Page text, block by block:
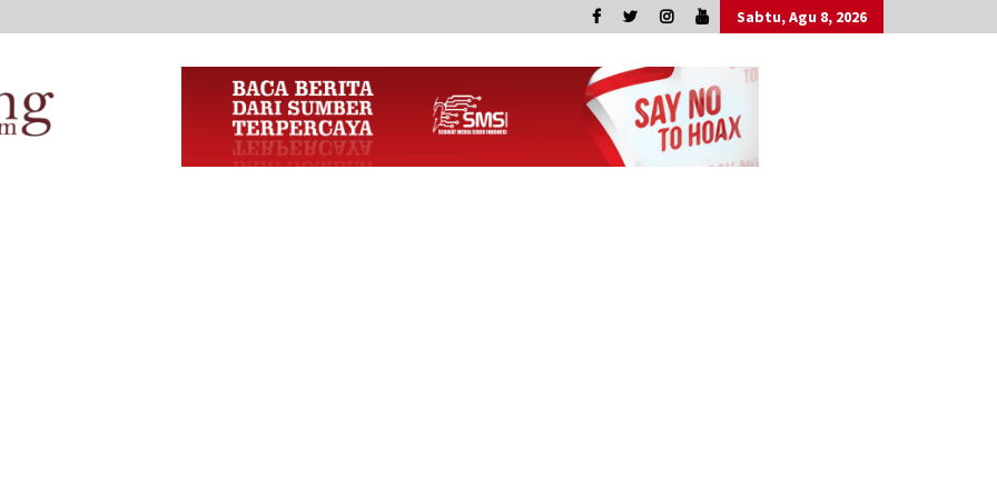
Sabtu, Agu 8, 2026